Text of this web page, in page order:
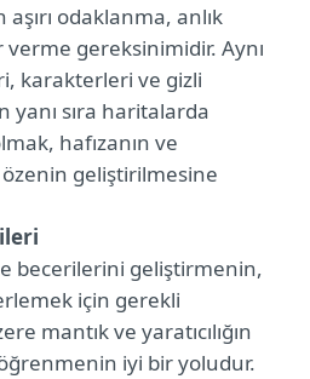
odaklanma, anlık
verme gereksinimidir. Aynı
karakterleri ve gizli
yanı sıra haritalarda
hafızanın ve
geliştirilmesine
becerilerini geliştirmenin,
için gerekli
mantık ve yaratıcılığın
öğrenmenin iyi bir yoludur.